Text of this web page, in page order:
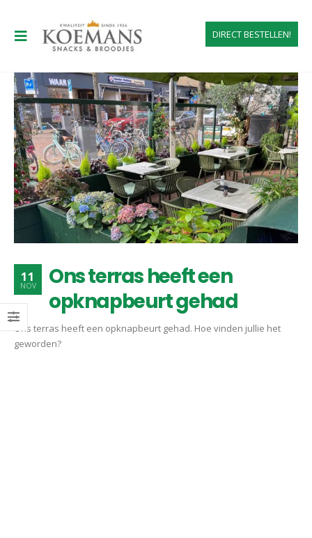
DIRECT BESTELLEN!
11
NOV
Ons terras heeft een
opknapbeurt gehad
Ons terras heeft een opknapbeurt gehad. Hoe vinden jullie het
geworden?